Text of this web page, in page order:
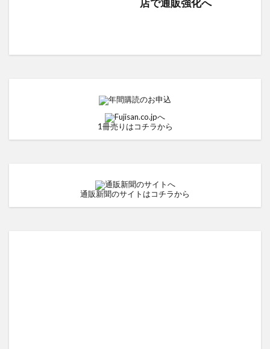
店で通販強化へ
1冊売りはコチラから
通販新聞のサイトはコチラから